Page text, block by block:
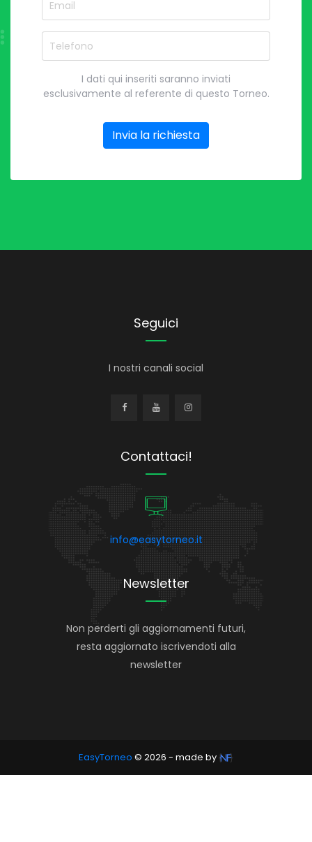
I dati qui inseriti saranno inviati
esclusivamente al referente di questo Torneo.
Invia la richiesta
Seguici
I nostri canali social
Contattaci!
info@easytorneo.it
Newsletter
Non perderti gli aggiornamenti futuri,
resta aggiornato iscrivendoti alla
newsletter
EasyTorneo © 2026 - made by